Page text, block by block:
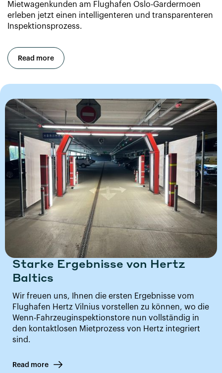
Mietwagenkunden am Flughafen Oslo-Gardermoen
erleben jetzt einen intelligenteren und transparenteren
Inspektionsprozess.
Read more
Starke Ergebnisse von Hertz
Baltics
Wir freuen uns, Ihnen die ersten Ergebnisse vom
Flughafen Hertz Vilnius vorstellen zu können, wo die
Wenn-Fahrzeuginspektionstore nun vollständig in
den kontaktlosen Mietprozess von Hertz integriert
sind.
Read more